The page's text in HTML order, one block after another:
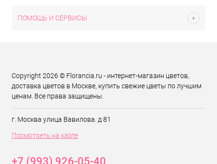
ПОМОЩЬ И СЕРВИСЫ
Copyright 2026 © Florancia.ru - интернет-магазин цветов,
доставка цветов в Москве, купить свежие цветы по лучшим
ценам. Все права защищены.
г. Москва улица Вавилова. д 81
Посмотреть на карте
+7 (993) 926-05-40